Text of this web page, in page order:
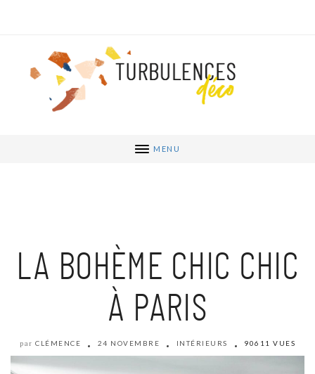
MENU
LA BOHÈME CHIC CHIC
À PARIS
par CLÉMENCE 24 NOVEMBRE INTÉRIEURS 90611 VUES